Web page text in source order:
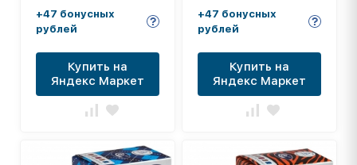
красно-черный
+47 бонусных
рублей
Купить на
Яндекс Маркет
телесно-черный
+47 бонусных
рублей
Купить на
Яндекс Маркет